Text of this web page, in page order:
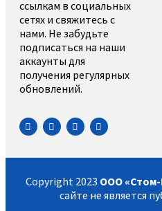
ссылкам в социальных
сетях и свяжитесь с
нами. Не забудьте
подписаться на наши
аккаунты для
получения регулярных
обновлений.
Copyright 2023 ООО «Стом-
сайте не является